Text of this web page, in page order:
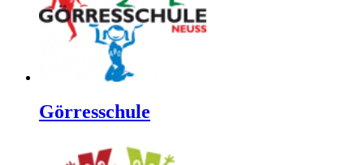
Görresschule